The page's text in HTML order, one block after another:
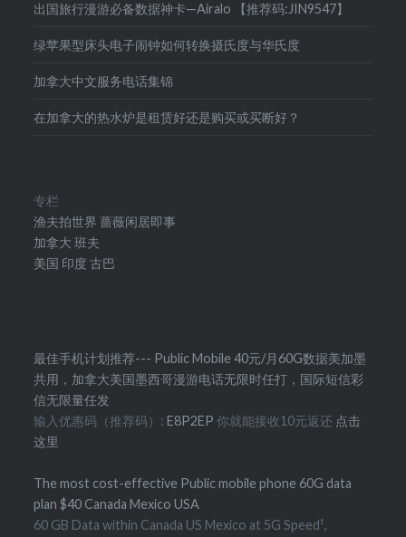
出国旅行漫游必备数据神卡—Airalo 【推荐码:JIN9547】
绿苹果型床头电子闹钟如何转换摄氏度与华氏度
加拿大中文服务电话集锦
在加拿大的热水炉是租赁好还是购买或买断好？
专栏
渔夫拍世界蔷薇闲居即事
加拿大 班夫
美国 印度 古巴
最佳手机计划推荐--- Public Mobile 40元/月60G数据美加墨
共用，加拿大美国墨西哥漫游电话无限时任打，国际短信彩
信无限量任发
输入优惠码（推荐码）:E8P2EP你就能接收10元返还 点击
这里
The most cost-effective Public mobile phone 60G data
plan $40 Canada Mexico USA
60 GB Data within Canada US Mexico at 5G Speed¹,